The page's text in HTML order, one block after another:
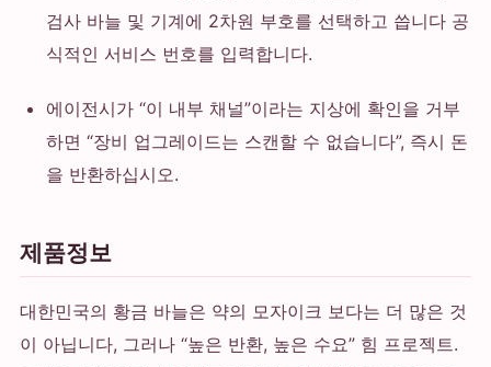
검사 바늘 및 기계에 2차원 부호를 선택하고 씁니다 공
식적인 서비스 번호를 입력합니다.
에이전시가 “이 내부 채널”이라는 지상에 확인을 거부
하면 “장비 업그레이드는 스캔할 수 없습니다”, 즉시 돈
을 반환하십시오.
제품정보
대한민국의 황금 바늘은 약의 모자이크 보다는 더 많은 것
이 아닙니다, 그러나 “높은 반환, 높은 수요” 힘 프로젝트.